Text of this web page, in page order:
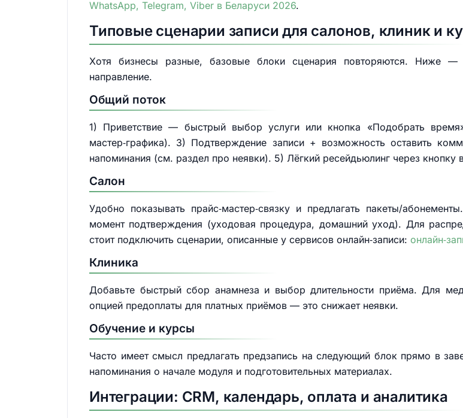
WhatsApp, Telegram, Viber в Беларуси 2026.
Типовые сценарии записи для салонов, клиник и
Хотя бизнесы разные, базовые блоки сценария повторяются. Ниже
направление.
Общий поток
1) Приветствие — быстрый выбор услуги или кнопка «Подобрать
мастер‑графика). 3) Подтверждение записи + возможность оставить
напоминания (см. раздел про неявки). 5) Лёгкий ресейдьюлинг через кнопку
Салон
Удобно показывать прайс‑мастер‑связку и предлагать пакеты/
момент подтверждения (уходовая процедура, домашний уход). Для
стоит подключить сценарии, описанные у сервисов онлайн‑записи:
Клиника
Добавьте быстрый сбор анамнеза и выбор длительности приёма. Для
опцией предоплаты для платных приёмов — это снижает неявки.
Обучение и курсы
Часто имеет смысл предлагать предзапись на следующий блок прямо в
напоминания о начале модуля и подготовительных материалах.
Интеграции: CRM, календарь, оплата и аналитика